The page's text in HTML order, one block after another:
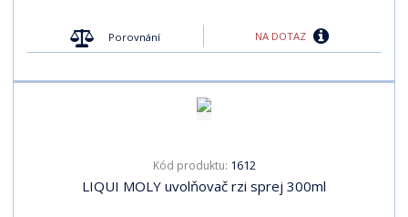
Porovnání NA DOTAZ
Kód produktu: 1612
LIQUI MOLY uvolňovač rzi sprej 300ml